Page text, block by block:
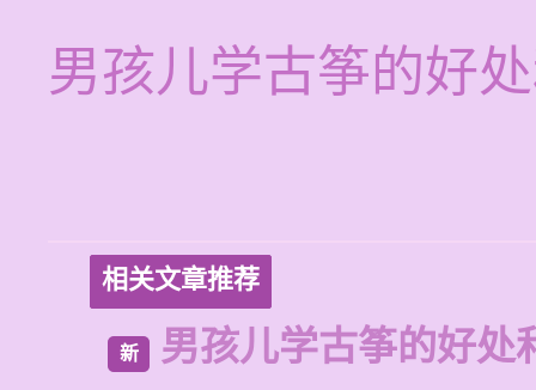
男孩儿学古筝的好
相关文章推荐
新 男孩儿学古筝的好处